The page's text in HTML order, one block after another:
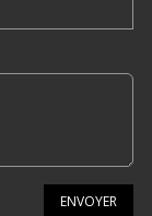
ENVOYER